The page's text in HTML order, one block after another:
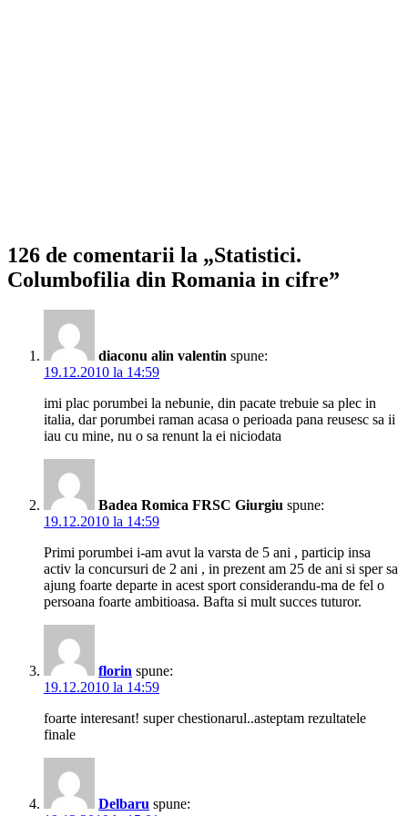
126 de comentarii la „Statistici.
Columbofilia din Romania in cifre”
diaconu alin valentin spune:
19.12.2010 la 14:59
imi plac porumbei la nebunie, din pacate trebuie sa plec in
italia, dar porumbei raman acasa o perioada pana reusesc sa ii
iau cu mine, nu o sa renunt la ei niciodata
Badea Romica FRSC Giurgiu spune:
19.12.2010 la 14:59
Primi porumbei i-am avut la varsta de 5 ani , particip insa
activ la concursuri de 2 ani , in prezent am 25 de ani si sper sa
ajung foarte departe in acest sport considerandu-ma de fel o
persoana foarte ambitioasa. Bafta si mult succes tuturor.
florin spune:
19.12.2010 la 14:59
foarte interesant! super chestionarul..asteptam rezultatele
finale
Delbaru spune: